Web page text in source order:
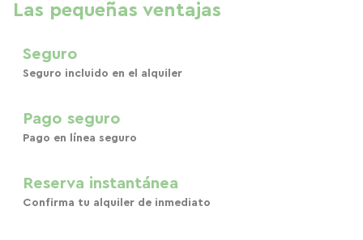
Las pequeñas ventajas
Seguro
Seguro incluido en el alquiler
Pago seguro
Pago en línea seguro
Reserva instantánea
Confirma tu alquiler de inmediato